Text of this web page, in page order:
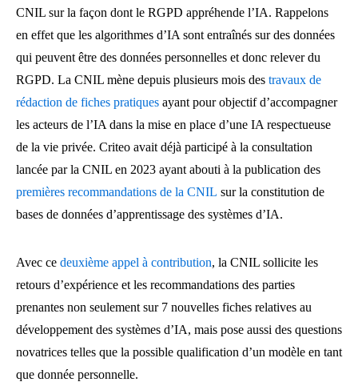
CNIL sur la façon dont le RGPD appréhende l’IA. Rappelons
en effet que les algorithmes d’IA sont entraînés sur des données
qui peuvent être des données personnelles et donc relever du
RGPD. La CNIL mène depuis plusieurs mois des travaux de
rédaction de fiches pratiques ayant pour objectif d’accompagner
les acteurs de l’IA dans la mise en place d’une IA respectueuse
de la vie privée. Criteo avait déjà participé à la consultation
lancée par la CNIL en 2023 ayant abouti à la publication des
premières recommandations de la CNIL sur la constitution de
bases de données d’apprentissage des systèmes d’IA.
Avec ce deuxième appel à contribution, la CNIL sollicite les
retours d’expérience et les recommandations des parties
prenantes non seulement sur 7 nouvelles fiches relatives au
développement des systèmes d’IA, mais pose aussi des questions
novatrices telles que la possible qualification d’un modèle en tant
que donnée personnelle.